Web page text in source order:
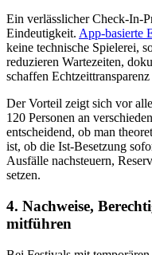
Ein verlässlicher Check-In-
Eindeutigkeit. App-basierte
keine technische Spielerei,
reduzieren Wartezeiten,
schaffen
Der Vorteil zeigt sich vor
120 Personen an
entscheidend, ob man
ist, ob die Ist-Besetzung
Ausfälle nachsteuern,
setzen.
4. Nachweise,
mitführen